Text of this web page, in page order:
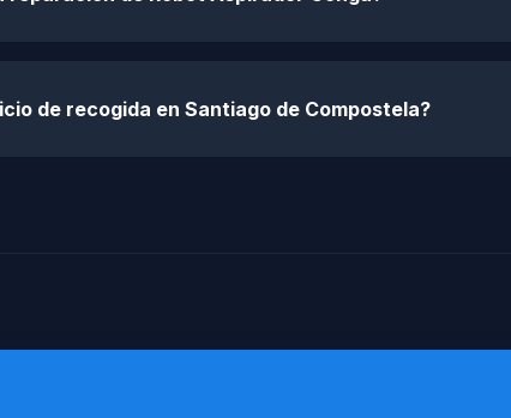
de recogida en Santiago de Compostela?